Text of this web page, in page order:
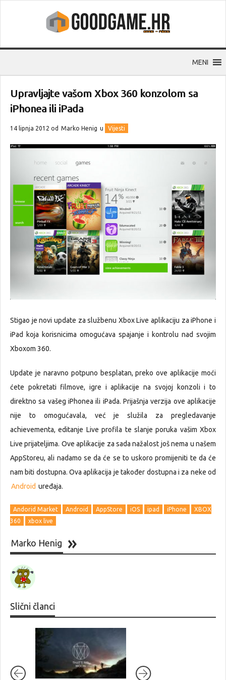
MENI
Upravljajte vašom Xbox 360 konzolom sa
iPhonea ili iPada
14 lipnja 2012 od Marko Henig u Vijesti
Stigao je novi update za službenu Xbox Live aplikaciju za iPhone i
iPad koja korisnicima omogućava spajanje i kontrolu nad svojim
Xboxom 360.
Update je naravno potpuno besplatan, preko ove aplikacije moći
ćete pokretati filmove, igre i aplikacije na svojoj konzoli i to
direktno sa vašeg iPhonea ili iPada. Prijašnja verzija ove aplikacije
nije to omogućavala, već je služila za pregledavanje
achievementa, editanje Live profila te slanje poruka vašim Xbox
Live prijateljima. Ove aplikacije za sada nažalost još nema u našem
AppStoreu, ali nadamo se da će se to uskoro promijeniti te da će
nam biti dostupna. Ova aplikacija je također dostupna i za neke od
Android uređaja.
Andorid Market Android AppStore iOS ipad iPhone
XBOX
360
xbox live
Marko Henig
Slični članci